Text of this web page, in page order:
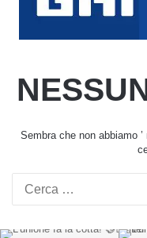
Sembra che non abbiamo